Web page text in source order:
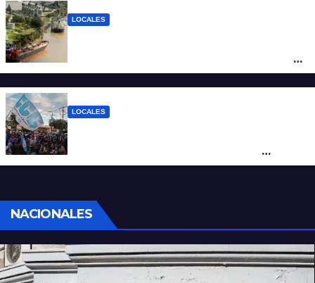
LOCALES
posicionar los puertos del sur de Santa Fe
como salida para las exportaciones
LOCALES
sociales y sindicales
NACIONALES